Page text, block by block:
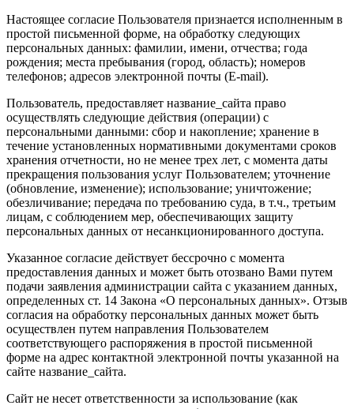
Настоящее согласие Пользователя признается исполненным в
простой письменной форме, на обработку следующих
персональных данных: фамилии, имени, отчества; года
рождения; места пребывания (город, область); номеров
телефонов; адресов электронной почты (E-mail).
Пользователь, предоставляет название_сайта право
осуществлять следующие действия (операции) с
персональными данными: сбор и накопление; хранение в
течение установленных нормативными документами сроков
хранения отчетности, но не менее трех лет, с момента даты
прекращения пользования услуг Пользователем; уточнение
(обновление, изменение); использование; уничтожение;
обезличивание; передача по требованию суда, в т.ч., третьим
лицам, с соблюдением мер, обеспечивающих защиту
персональных данных от несанкционированного доступа.
Указанное согласие действует бессрочно с момента
предоставления данных и может быть отозвано Вами путем
подачи заявления администрации сайта с указанием данных,
определенных ст. 14 Закона «О персональных данных». Отзыв
согласия на обработку персональных данных может быть
осуществлен путем направления Пользователем
соответствующего распоряжения в простой письменной
форме на адрес контактной электронной почты указанной на
сайте название_сайта.
Сайт не несет ответственности за использование (как